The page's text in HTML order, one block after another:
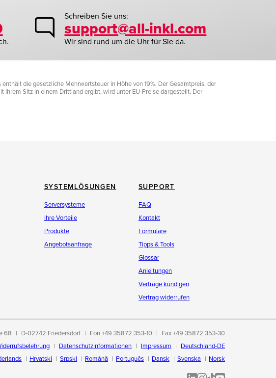
Schreiben Sie uns:
support@all-inkl.com
Wir sind rund um die Uhr für Sie da.
die gesetzliche Mehrwertsteuer in Höhe von 19%. Der Gesamtpreis, der
Sitz in einem Drittland ergibt, wird unter EU-Preise dargestellt. Der
SYSTEMLÖSUNGEN
Serversysteme
Ihre Vorteile
Produkte
Angebotsanfrage
SUPPORT
FAQ
Kontakt
Formulare
Tipps & Tools
Glossar
Anleitungen
Verträge kündigen
Vertrag widerrufen
68 D-02742 Friedersdorf Fon +49 35872 353-10
Fax +49 35872 353-30
Datenschutzinformationen Impressum
Deutschland-DE
Hrvatski Srpski Română Português Dansk Svenska Norsk